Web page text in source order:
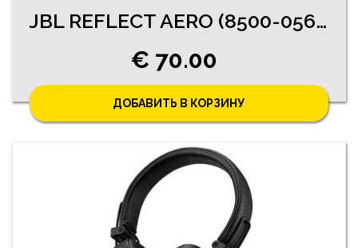
JBL REFLECT AERO (8500-0561)
€ 70.00
ДОБАВИТЬ В КОРЗИНУ